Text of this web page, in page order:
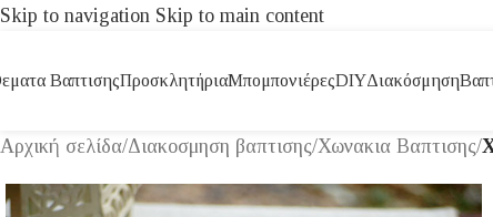
Skip to navigation Skip to main content
ΒαπτισηςΠροσκλητήριαΜπομπονιέρεςDIYΔιακόσμηση
Αρχική σελίδα/Διακοσμηση βαπτισης/Χωνακια Βαπτισης/